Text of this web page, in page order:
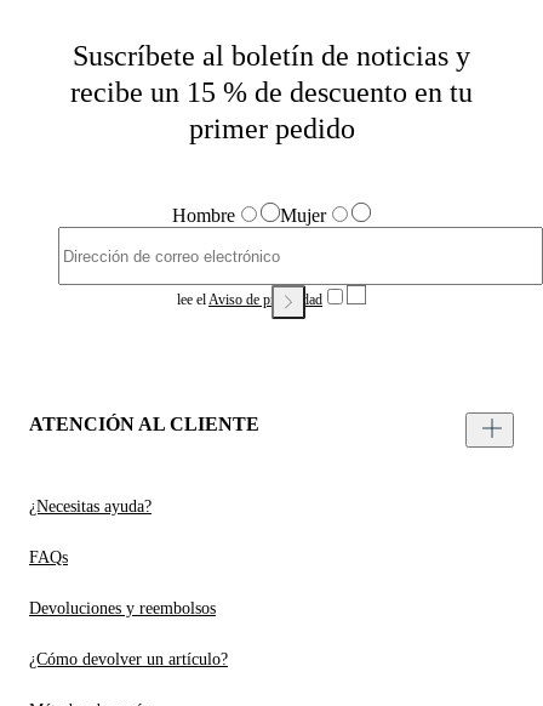
Suscríbete al boletín de noticias y
recibe un 15 % de descuento en tu
primer pedido
Hombre Mujer
lee elAviso de privacidad
ATENCIÓN AL CLIENTE
¿Necesitas ayuda?
FAQs
Devoluciones y reembolsos
¿Cómo devolver un artículo?